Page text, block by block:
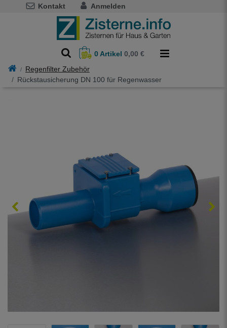
Kontakt Anmelden
0Artikel 0,00 €
Regenfilter Zubehör
Rückstausicherung DN 100 für Regenwasser